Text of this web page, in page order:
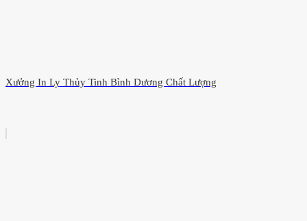
Xưởng In Ly Thủy Tinh Bình Dương Chất Lượng